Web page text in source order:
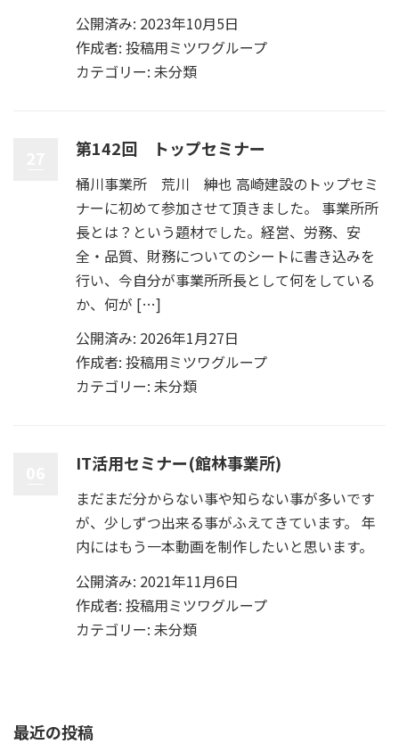
公開済み: 2023年10月5日
作成者: 投稿用ミツワグループ
カテゴリー: 未分類
第142回 トップセミナー
桶川事業所 荒川 紳也 高崎建設のトップセミ
ナーに初めて参加させて頂きました。 事業所所
長とは？という題材でした。経営、労務、安
全・品質、財務についてのシートに書き込みを
行い、今自分が事業所所長として何をしている
か、何が […]
公開済み: 2026年1月27日
作成者: 投稿用ミツワグループ
カテゴリー: 未分類
IT活用セミナー(館林事業所)
まだまだ分からない事や知らない事が多いです
が、少しずつ出来る事がふえてきています。 年
内にはもう一本動画を制作したいと思います。
公開済み: 2021年11月6日
作成者: 投稿用ミツワグループ
カテゴリー: 未分類
最近の投稿